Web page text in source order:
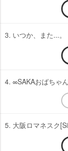
3. いつか、また...。
4. ∞SAKAおばちゃ
5. 大阪ロマネスク